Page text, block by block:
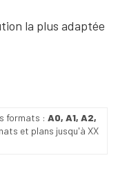
la plus adaptée
formats : A0, A1, A2,
et plans jusqu'à XX